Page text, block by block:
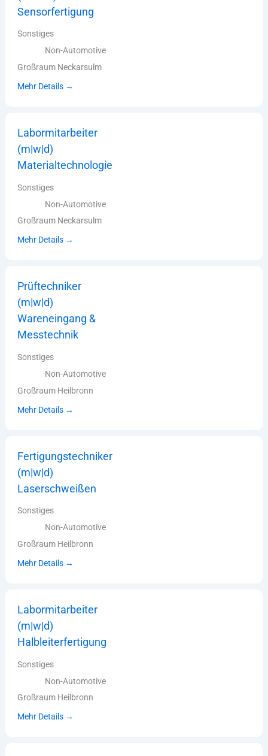
Sensorfertigung
Sonstiges
Non-Automotive
Großraum Neckarsulm
Mehr Details
Labormitarbeiter
(m|w|d)
Materialtechnologie
Sonstiges
Non-Automotive
Großraum Neckarsulm
Mehr Details
Prüftechniker
(m|w|d)
Wareneingang &
Messtechnik
Sonstiges
Non-Automotive
Großraum Heilbronn
Mehr Details
Fertigungstechniker
(m|w|d)
Laserschweißen
Sonstiges
Non-Automotive
Großraum Heilbronn
Mehr Details
Labormitarbeiter
(m|w|d)
Halbleiterfertigung
Sonstiges
Non-Automotive
Großraum Heilbronn
Mehr Details